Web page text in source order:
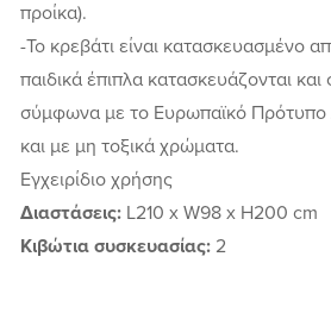
προίκα).
-Το κρεβάτι είναι κατασκευασμένο
παιδικά έπιπλα κατασκευάζονται
σύμφωνα με το Ευρωπαϊκό
και με μη τοξικά χρώματα.
Εγχειρίδιο χρήσης
Διαστάσεις: L210 x W98 x H200 cm
Κιβώτια συσκευασίας: 2